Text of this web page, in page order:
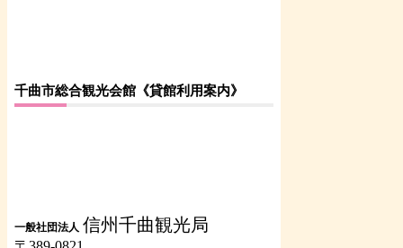
千曲市総合観光会館《貸館利用案内》
一般社団法人 信州千曲観光局